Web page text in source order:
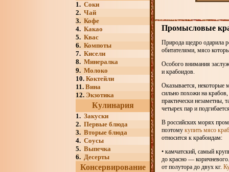
1. Соки
2. Чай
3. Кофе
4. Какао
5. Квас
6. Компоты
7. Кисели
8. Минералка
9. Молоко
10. Коктейли
11. Вина
12. Экзотика
Кулинария
1. Закуски
2. Первые блюда
3. Вторые блюда
4. Соусы
5. Выпечка
6. Десерты
Консервирование
Промысловые
Природа щедро одарила
обитателями, мясо
Особого внимания
и крабоидов.
Оказывается, некоторые
сильно похожи на
практически незаметны,
четырех пар и
В российских морях
поэтому купить мясо
относится к крабоидам:
• камчатский, самый
до красно —
от полутора до двух кг.